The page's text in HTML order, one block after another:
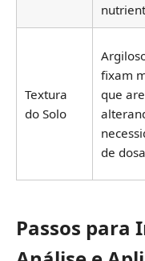
Textura
do Solo
fixam
que
de
Passos para